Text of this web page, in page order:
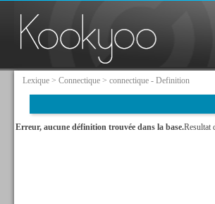
Lexique> Connectique> connectique - Definition
Erreur, aucune définition trouvée dans la base.Resultat